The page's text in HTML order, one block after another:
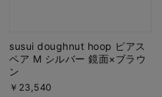
susui doughnut hoop ピアス
ペア M シルバー 鏡面×ブラウ
ン
￥23,540